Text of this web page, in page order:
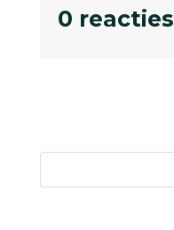
0 reacties